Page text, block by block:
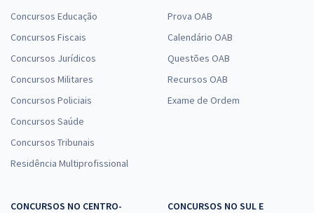
Concursos Educação
Concursos Fiscais
Concursos Jurídicos
Concursos Militares
Concursos Policiais
Concursos Saúde
Concursos Tribunais
Residência Multiprofissional
Prova OAB
Calendário OAB
Questões OAB
Recursos OAB
Exame de Ordem
CONCURSOS NO CENTRO-
CONCURSOS NO SUL E